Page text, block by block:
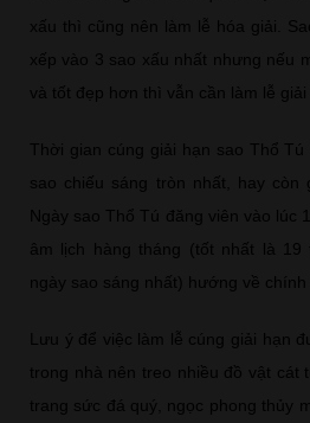
xấu thì cũng nên làm lễ hóa giải.
xếp vào 3 sao xấu nhất nhưng nếu
và tốt đẹp hơn thì vẫn cần làm lễ giải
Thời gian cúng giải hạn sao Thổ
sao chiếu sáng tròn nhất, hay còn
Ngày sao Thổ Tú đăng viên vào lúc
âm lịch hàng tháng (tốt nhất là 19
ngày sao sáng nhất) hướng về chính
Lưu ý để việc làm lễ cúng giải hạn
trong nhà nên treo nhiều đồ vật cát
trang sức đá quý, ngọc phong thủy